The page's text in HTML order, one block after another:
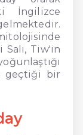
İngilizce
Salı, Tiw'in
geçtiği bir